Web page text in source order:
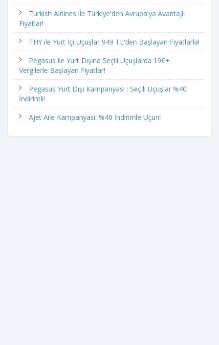
Turkish Airlines ile Türkiye'den Avrupa'ya Avantajlı
Fiyatlar!
THY ile Yurt İçi Uçuşlar 949 TL'den Başlayan Fiyatlarla!
Pegasus ile Yurt Dışına Seçili Uçuşlarda 19€+
Vergilerle Başlayan Fiyatlar!
Pegasus Yurt Dışı Kampanyası : Seçili Uçuşlar %40
İndirimli!
Ajet Aile Kampanyası: %40 İndirimle Uçun!